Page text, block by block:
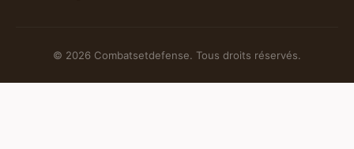
© 2026 Combatsetdefense. Tous droits réservés.